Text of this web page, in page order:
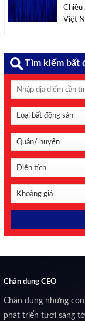
Chiều
Việt
Tìm kiếm bất
Chân dung CEO
Chân dung những
phát triển tươi sáng